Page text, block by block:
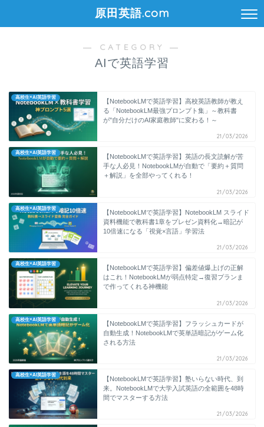
原田英語.com
― CATEGORY ―
AIで英語学習
高校生×AI英語学習
【NotebookLMで英語学習】高校英語教師が教え
る「NotebookLM最強プロンプト集」～教科書
が"自分だけのAI家庭教師"に変わる！～
21/03/2026
高校生×AI英語学習
【NotebookLMで英語学習】英語の長文読解が苦
手な人必見！NotebookLMが自動で「要約＋質問
＋解説」を全部やってくれる！
21/03/2026
高校生×AI英語学習
【NotebookLMで英語学習】NotebookLM スライド
資料機能で教科書1章をプレゼン資料化→暗記が
10倍速になる「視覚×言語」学習法
21/03/2026
高校生×AI英語学習
【NotebookLMで英語学習】偏差値爆上げの正解
はこれ！NotebookLMが弱点特定→復習プランま
で作ってくれる神機能
21/03/2026
高校生×AI英語学習
【NotebookLMで英語学習】フラッシュカードが
自動生成！NotebookLMで英単語暗記がゲーム化
される方法
21/03/2026
高校生×AI英語学習
【NotebookLMで英語学習】塾いらない時代、到
来。NotebookLMで大学入試英語の全範囲を48時
間でマスターする方法
21/03/2026